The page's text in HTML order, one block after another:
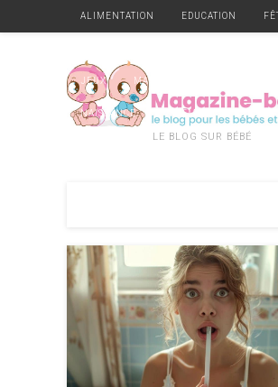
ALIMENTATION EDUCATION
JEUX MATÉRIEL
NAISSANCE VÊTEMENTS
LE BLOG SUR BÉBÉ